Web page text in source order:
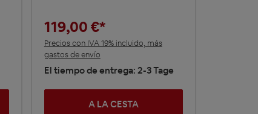
119,00 €*
Precios con IVA 19% incluido, más
gastos de envío
El tiempo de entrega: 2-3 Tage
A LA CESTA